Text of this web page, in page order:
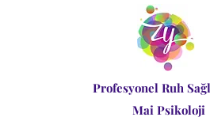
Profesyonel Ruh
Mai Psikoloji